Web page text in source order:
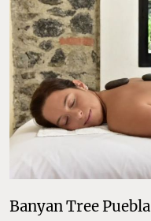
Banyan Tree Puebla